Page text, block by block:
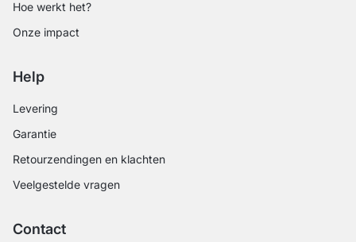
Hoe werkt het?
Onze impact
Help
Levering
Garantie
Retourzendingen en klachten
Veelgestelde vragen
Contact